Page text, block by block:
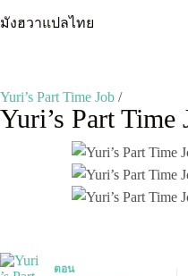
to
มังฮวาแปลไทย
Yuri’s Part Time Job /
Yuri’s Part Time
ตอน